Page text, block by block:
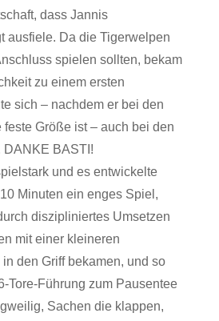
dass Jannis
ausfiele. Da die Tigerwelpen
spielen sollten, bekam
zu einem ersten
sich – nachdem er bei den
Größe ist – auch bei den
DANKE BASTI!
und es entwickelte
Minuten ein enges Spiel,
diszipliniertes Umsetzen
mit einer kleineren
den Griff bekamen, und so
Tore-Führung zum Pausentee
Sachen die klappen,